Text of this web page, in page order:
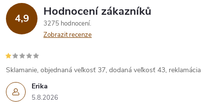
4,9 Hodnocení zákazníků
3275 hodnocení
Zobrazit recenze
Erika
5.8.2026
Sklamanie, objednaná veľkosť 37, dodaná veľkosť 43, reklamácia